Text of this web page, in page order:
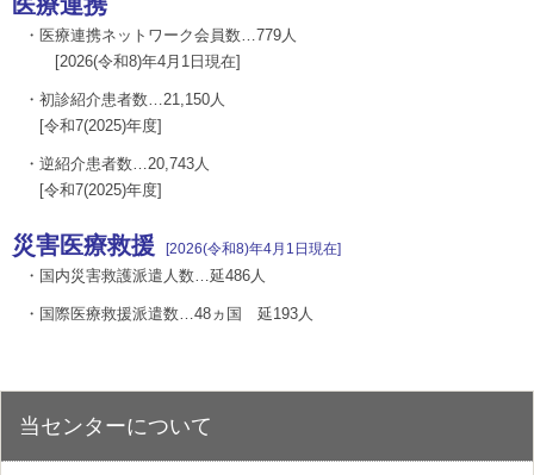
・医療連携ネットワーク会員数…779人
[2026(令和8)年4月1日現在]
・初診紹介患者数…21,150人
[令和7(2025)年度]
・逆紹介患者数…20,743人
[令和7(2025)年度]
災害医療救援 [2026(令和8)年4月1日現在]
・国内災害救護派遣人数…延486人
・国際医療救援派遣数…48ヵ国 延193人
当センターについて